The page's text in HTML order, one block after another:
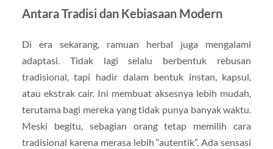
Antara Tradisi dan Kebiasaan Modern
Di era sekarang, ramuan herbal juga mengalami
adaptasi. Tidak lagi selalu berbentuk rebusan
tradisional, tapi hadir dalam bentuk instan, kapsul,
atau ekstrak cair. Ini membuat aksesnya lebih mudah,
terutama bagi mereka yang tidak punya banyak waktu.
Meski begitu, sebagian orang tetap memilih cara
tradisional karena merasa lebih “autentik”. Ada sensasi